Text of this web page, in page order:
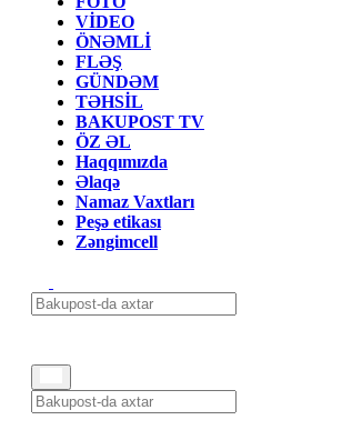
VİDEO
ÖNƏMLİ
FLƏŞ
GÜNDƏM
TƏHSİL
BAKUPOST TV
ÖZ ƏL
Haqqımızda
Əlaqə
Namaz Vaxtları
Peşə etikası
Zəngimcell